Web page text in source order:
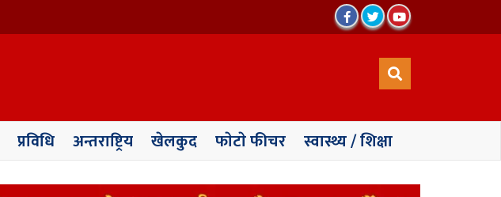
प्रविधि अन्तराष्ट्रिय खेलकुद फाेटाे फीचर स्वास्थ्य / शिक्षा